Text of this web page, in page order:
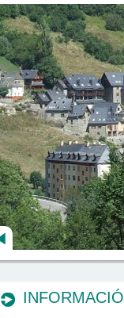
INFORMACIÓ